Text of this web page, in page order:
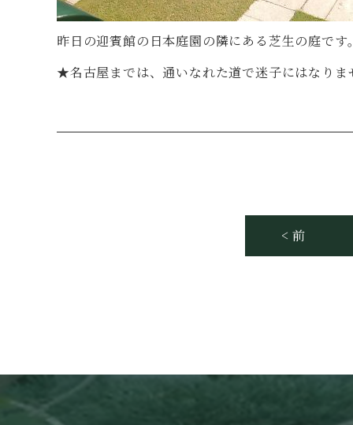
昨日の迎賓館の日本庭園の隣にある芝生の庭で
★名古屋までは、通いなれた道で迷子にはなりま
< 前